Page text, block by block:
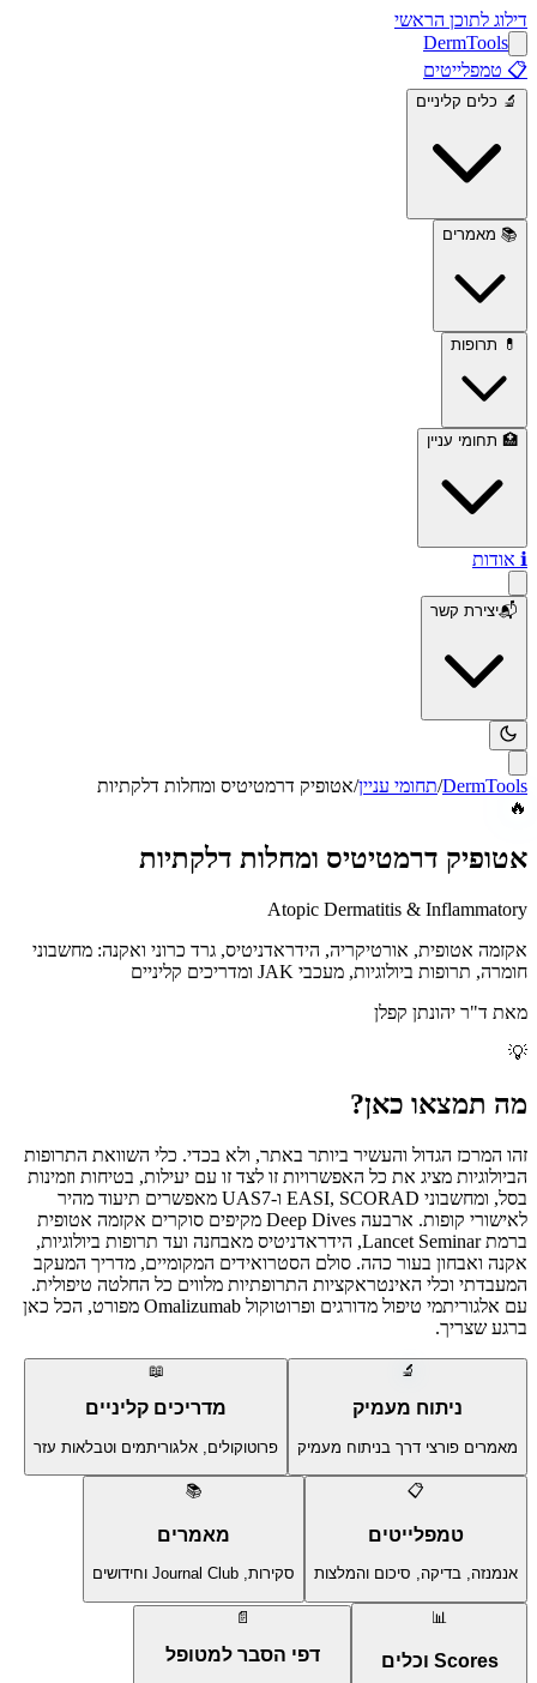
דילוג לתוכן הראשי
DermTools
📋 טמפלייטים
🔬 כלים קליניים
📚 מאמרים
💊 תרופות
🏥 תחומי עניין
ℹ️ אודות
📬יצירת קשר
DermTools
/תחומי עניין/אטופיק דרמטיטיס ומחלות דלקתיות
🔥
אטופיק דרמטיטיס ומחלות דלקתיות
Atopic Dermatitis & Inflammatory
אקזמה אטופית, אורטיקריה, הידראדניטיס, גרד כרוני ואקנה: מחשבוני
חומרה, תרופות ביולוגיות, מעכבי JAK ומדריכים קליניים
מאת ד"ר יהונתן קפלן
💡
מה תמצאו כאן?
זהו המרכז הגדול והעשיר ביותר באתר, ולא בכדי. כלי השוואת התרופות
הביולוגיות מציג את כל האפשרויות זו לצד זו עם יעילות, בטיחות וזמינות
בסל, ומחשבוני EASI, SCORAD ו-UAS7 מאפשרים תיעוד מהיר
לאישורי קופות. ארבעה Deep Dives מקיפים סוקרים אקזמה אטופית
ברמת Lancet Seminar, הידראדניטיס מאבחנה ועד תרופות ביולוגיות,
אקנה ואבחון בעור כהה. סולם הסטרואידים המקומיים, מדריך המעקב
המעבדתי וכלי האינטראקציות התרופתיות מלווים כל החלטה טיפולית.
עם אלגוריתמי טיפול מדורגים ופרוטוקול Omalizumab מפורט, הכל כאן
ברגע שצריך.
🔬
ניתוח מעמיק
מאמרים פורצי דרך בניתוח מעמיק
📖
מדריכים קליניים
פרוטוקולים, אלגוריתמים וטבלאות עזר
📋
טמפלייטים
אנמנזה, בדיקה, סיכום והמלצות
📚
מאמרים
סקירות, Journal Club וחידושים
📊
Scores וכלים
📄
דפי הסבר למטופל